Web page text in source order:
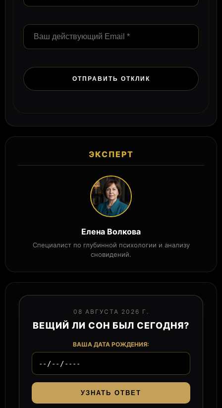
ЭКСПЕРТ
Елена Волкова
Специалист по глубинной психологии и анализу
сновидений.
08 АВГУСТА 2026 Г.
ВЕЩИЙ ЛИ СОН БЫЛ СЕГОДНЯ?
ВАША ДАТА РОЖДЕНИЯ:
УЗНАТЬ ОТВЕТ